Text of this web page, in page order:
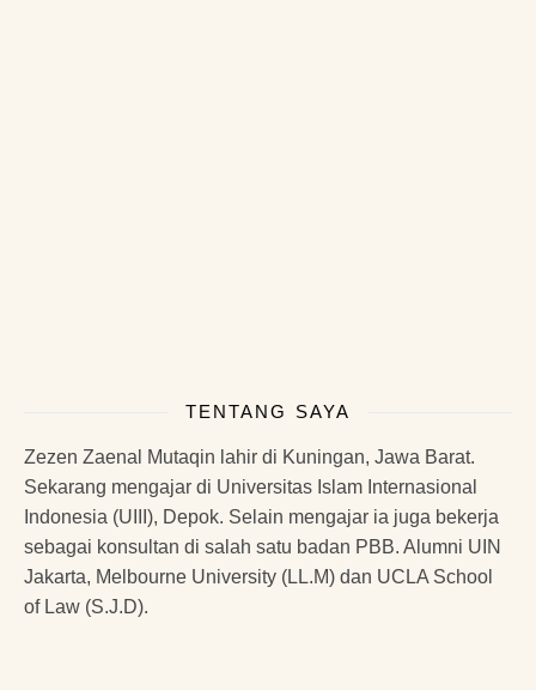
TENTANG SAYA
Zezen Zaenal Mutaqin lahir di Kuningan, Jawa Barat.
Sekarang mengajar di Universitas Islam Internasional
Indonesia (UIII), Depok. Selain mengajar ia juga bekerja
sebagai konsultan di salah satu badan PBB. Alumni UIN
Jakarta, Melbourne University (LL.M) dan UCLA School
of Law (S.J.D).